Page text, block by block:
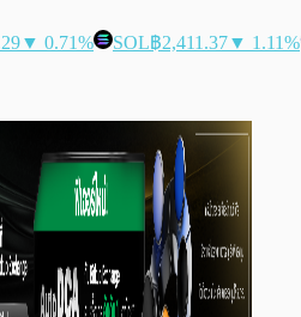
▼ 0.71% SOL฿2,411.37▼ 1.11%